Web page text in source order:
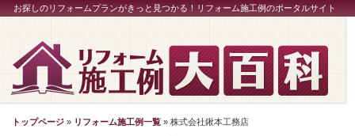
お探しのリフォームプランがきっと見つかる！リフォーム施工例のポータルサイト
トップページ » リフォーム施工例一覧 » 株式会社鍬本工務店